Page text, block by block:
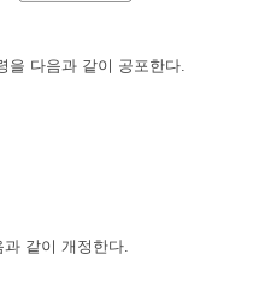
을 다음과 같이 공포한다.
같이 개정한다.